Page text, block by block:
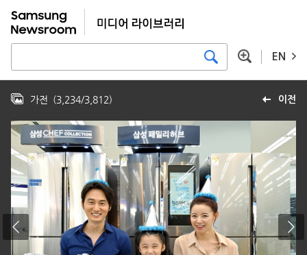
EN
이전
가전 (3,234/3,812)